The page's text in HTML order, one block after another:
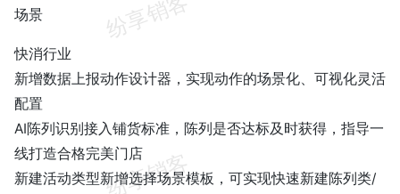
场景
快消行业
新增数据上报动作设计器，实现动作的场景化、可视化灵活
配置
AI陈列识别接入铺货标准，陈列是否达标及时获得，指导一
线打造合格完美门店
新建活动类型新增选择场景模板，可实现快速新建陈列类/